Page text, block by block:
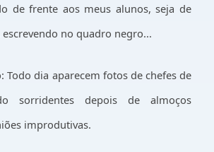
de frente aos meus alunos, seja de
escrevendo no quadro negro...
Todo dia aparecem fotos de chefes de
sorridentes depois de almoços
improdutivas.